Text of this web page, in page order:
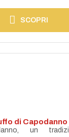
SCOPRI
di Capodanno
un